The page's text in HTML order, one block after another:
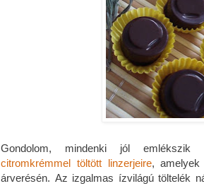
Gondolom, mindenki jól emlékszik
citromkrémmel töltött linzerjeire,
árverésén. Az izgalmas ízvilágú töltelék